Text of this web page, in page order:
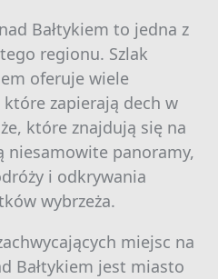
Bałtykiem to jedna z
regionu. Szlak
oferuje wiele
zapierają dech w
które znajdują się na
niesamowite panoramy,
i odkrywania
wybrzeża.
miejsc na
Bałtykiem jest miasto